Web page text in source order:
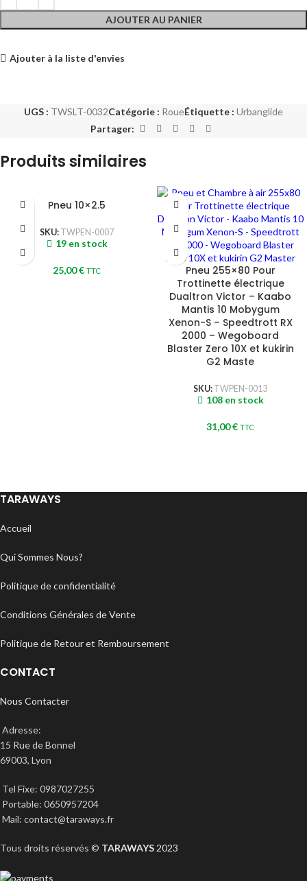
AJOUTER AU PANIER
Ajouter à la liste d'envies
UGS : TWSLT-0032Catégorie : RoueÉtiquette : Urbanglide
Partager:
Produits similaires
Pneu 10×2.5
SKU: TWPEN-0007
19 en stock
25,00€ TTC
Pneu 255×80 Pour
Trottinette électrique
Dualtron Victor – Kaabo
Mantis 10 Mobygum
Xenon-S – Speedtrott RX
2000 – Wegoboard
Blaster Zero 10X et kukirin
G2 Maste
SKU: TWPEN-0013
108 en stock
31,00€ TTC
TARAWAYS
Accueil
Qui Sommes Nous?
Politique de confidentialité
Conditions Générales de Vente
Politique de Retour et Remboursement
CONTACT
Nous Contacter
Adresse:
15 Rue de Bonnel
69003, Lyon
Tel Fixe: 0987027255
Portable: 0650957204
Mail: contact@taraways.fr
Tous droits réservés © TARAWAYS 2023